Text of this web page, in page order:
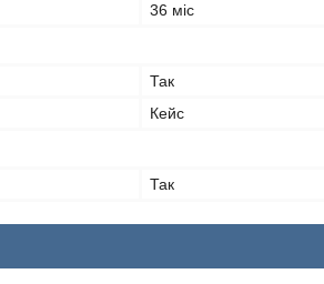
36 міс
Так
Кейс
Так